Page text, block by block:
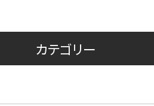
カテゴリー